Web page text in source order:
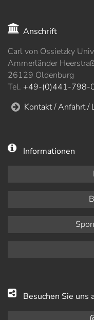
Anschrift
Carl von Ossietzky
Ammerländer
26129 Oldenburg
Tel. +49-(0)441-798-
Kontakt / Anfahrt /
Informationen
Besuchen Sie uns